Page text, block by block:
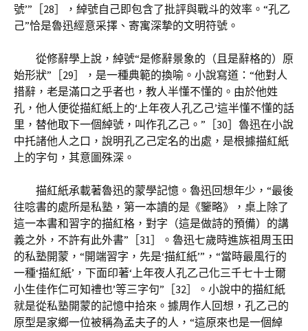
號’”［28］，綽號自己即包含了批評與戰斗的效率。“孔乙
己”恰是魯迅經意采擇、寄寓深摯的文明符號。
從修辭學上說，綽號“是修辭景象的（且是辭格的）原
始形狀”［29］，是一種典範的換喻。小說寫道：“他對人
措辭，老是滿口之乎者也，教人半懂不懂的。由於他姓
孔，他人便從描紅紙上的‘上年夜人孔乙己’這半懂不懂的話
里，替他取下一個綽號，叫作孔乙己。”［30］魯迅在小說
中托諸他人之口，說明孔乙己定名的出處，是根據描紅紙
上的字句，其意圖殊深。
描紅紙承載著魯迅的蒙學記憶。魯迅回想年少，“最後
往唸書的處所是私塾，第一本讀的是《鑒略》，桌上除了
這一本書和習字的描紅格，對字（這是做詩的預備）的講
義之外，不許有此外書”［31］。魯迅七歲時進族祖周玉田
的私塾開蒙，“開端習字，先是‘描紅紙’”，“當時最風行的
一種‘描紅紙’，下面印著‘上年夜人孔乙己化三千七十士爾
小生佳作仁可知禮也’等三字句”［32］。小說中的描紅紙
就是從私塾開蒙的記憶中拾來。據周作人回想，孔乙己的
原型是家鄉一位被稱為孟夫子的人，“這原來也是一個綽